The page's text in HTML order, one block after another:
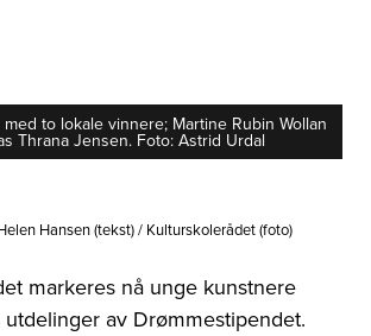
to lokale vinnere; Martine Rubin Wollan
Thrana Jensen. Foto: Astrid Urdal
utdeling i Brumundal med lokal vinner
Julian Solli.
Hansen (tekst) / Kulturskolerådet (foto)
markeres nå unge kunstnere
av Drømmestipendet.